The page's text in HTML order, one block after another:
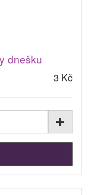
dnešku
3 Kč